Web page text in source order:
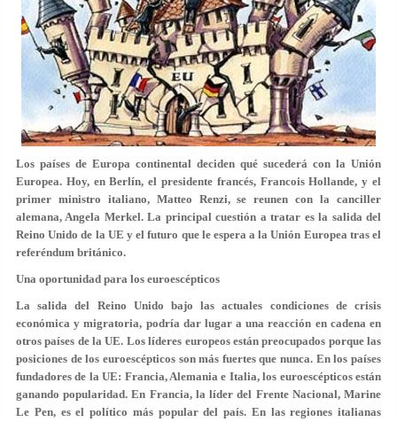
Los países de Europa continental deciden qué sucederá con la Unión
Europea. Hoy, en Berlín, el presidente francés, Francois Hollande, y el
primer ministro italiano, Matteo Renzi, se reunen con la canciller
alemana, Angela Merkel. La principal cuestión a tratar es la salida del
Reino Unido de la UE y el futuro que le espera a la Unión Europea tras el
referéndum británico.
Una oportunidad para los euroescépticos
La salida del Reino Unido bajo las actuales condiciones de crisis
económica y migratoria, podría dar lugar a una reacción en cadena en
otros países de la UE. Los líderes europeos están preocupados porque las
posiciones de los euroescépticos son más fuertes que nunca. En los países
fundadores de la UE: Francia, Alemania e Italia, los euroescépticos están
ganando popularidad. En Francia, la líder del Frente Nacional, Marine
Le Pen, es el político más popular del país. En las regiones italianas